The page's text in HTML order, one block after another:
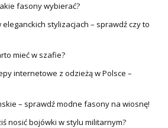
fasony wybierać?
stylizacjach – sprawdź czy to
mieć w szafie?
internetowe z odzieżą w Polsce –
– sprawdź modne fasony na wiosnę!
nosić bojówki w stylu militarnym?